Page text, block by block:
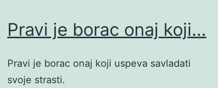
Pravi je borac onaj koji…
Pravi je borac onaj koji uspeva savladati
svoje strasti.